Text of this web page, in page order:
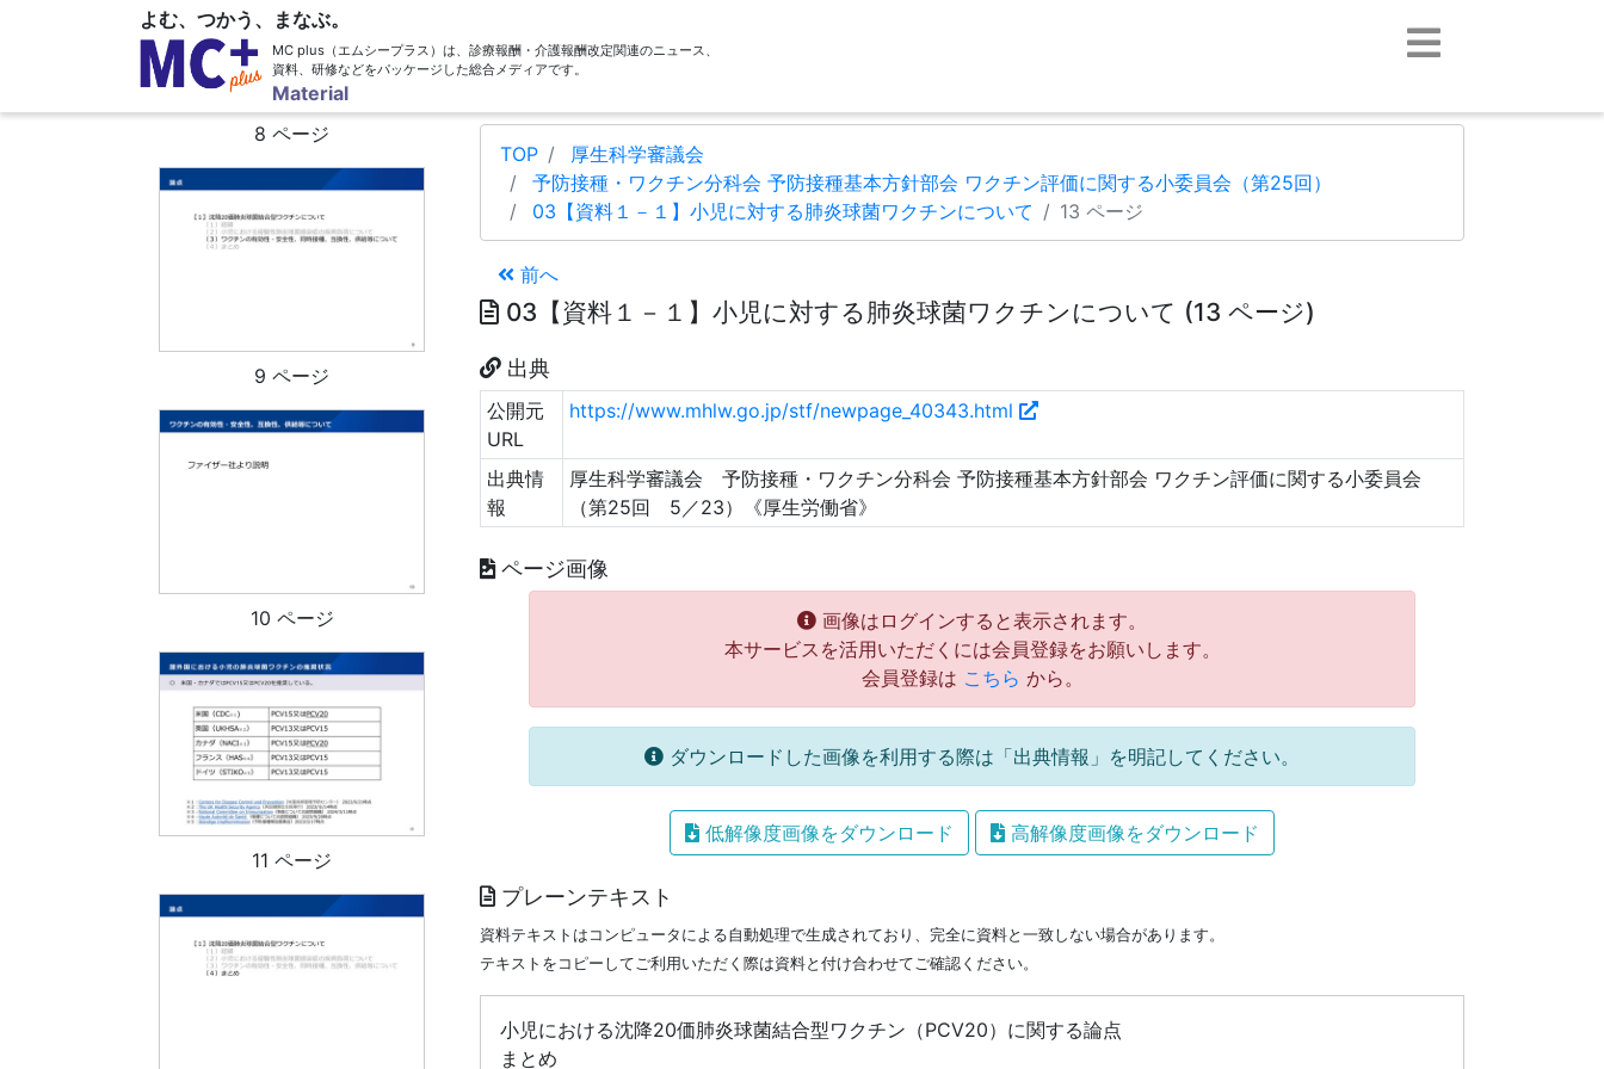
よむ、つかう、まなぶ。
MC plus（エムシープラス）は、診療報酬・介護報酬改定関連のニュース、
資料、研修などをパッケージした総合メディアです。
Material
8 ページ
9 ページ
10 ページ
11 ページ
TOP
厚生科学審議会
予防接種・ワクチン分科会 予防接種基本方針部会 ワクチン評価に関する小委員会（第25回）
03【資料１－１】小児に対する肺炎球菌ワクチンについて
13 ページ
前へ
03【資料１－１】小児に対する肺炎球菌ワクチンについて (13 ページ)
出典
公開元
URL
https://www.mhlw.go.jp/stf/newpage_40343.html
出典情
報
厚生科学審議会 予防接種・ワクチン分科会 予防接種基本方針部会 ワクチン評価に関する小委員会
（第25回 5／23）《厚生労働省》
ページ画像
画像はログインすると表示されます。
本サービスを活用いただくには会員登録をお願いします。
会員登録は こちら から。
ダウンロードした画像を利用する際は「出典情報」を明記してください。
低解像度画像をダウンロード 高解像度画像をダウンロード
プレーンテキスト
資料テキストはコンピュータによる自動処理で生成されており、完全に資料と一致しない場合があります。
テキストをコピーしてご利用いただく際は資料と付け合わせてご確認ください。
小児における沈降20価肺炎球菌結合型ワクチン（PCV20）に関する論点
まとめ